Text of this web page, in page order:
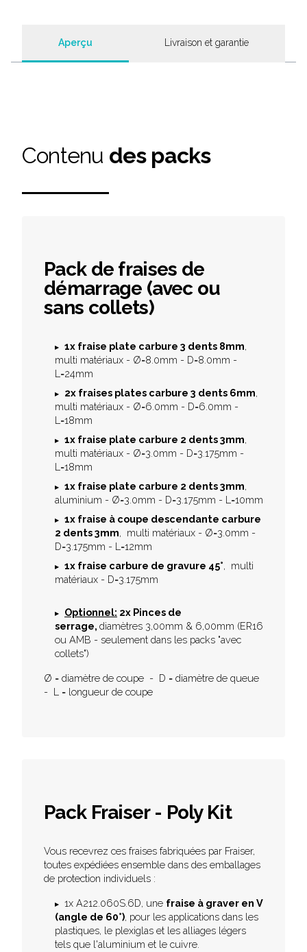
Aperçu Livraison et garantie
Contenu des packs
Pack de fraises de
démarrage (avec ou
sans collets)
1x fraise plate carbure 3 dents 8mm,
multi matériaux - Ø=8.0mm - D=8.0mm -
L=24mm
2x fraises plates carbure 3 dents 6mm,
multi matériaux - Ø=6.0mm - D=6.0mm -
L=18mm
1x fraise plate carbure 2 dents 3mm,
multi matériaux - Ø=3.0mm - D=3.175mm -
L=18mm
1x fraise plate carbure 2 dents 3mm,
aluminium - Ø=3.0mm - D=3.175mm - L=10mm
1x fraise à coupe descendante carbure
2 dents 3mm, multi matériaux - Ø=3.0mm -
D=3.175mm - L=12mm
1x fraise carbure de gravure 45°, multi
matériaux - D=3.175mm
Optionnel: 2x Pinces de
serrage, diamètres 3,00mm & 6,00mm (ER16
ou AMB - seulement dans les packs "avec
collets")
Ø = diamètre de coupe - D = diamètre de queue
- L = longueur de coupe
Pack Fraiser - Poly Kit
Vous recevrez ces fraises fabriquées par Fraiser,
toutes expédiées ensemble dans des emballages
de protection individuels :
1x A212.060S.6D, une fraise à graver en V
(angle de 60°), pour les applications dans les
plastiques, le plexiglas et les alliages légers
tels que l'aluminium et le cuivre.